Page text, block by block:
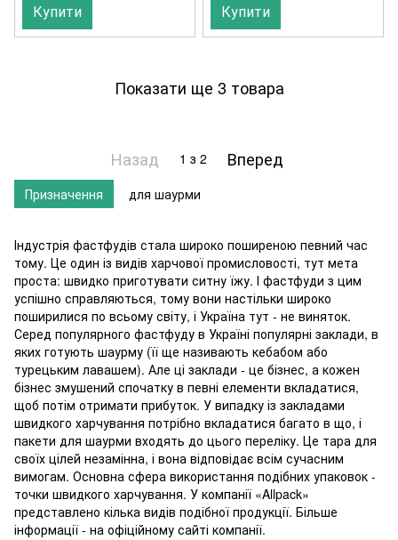
Купити Купити
Показати ще 3 товара
Назад 1 з 2 Вперед
Індустрія фастфудів стала широко поширеною певний час
тому. Це один із видів харчової промисловості, тут мета
проста: швидко приготувати ситну їжу. І фастфуди з цим
успішно справляються, тому вони настільки широко
поширилися по всьому світу, і Україна тут - не виняток.
Серед популярного фастфуду в Україні популярні заклади, в
яких готують шаурму (її ще називають кебабом або
турецьким лавашем). Але ці заклади - це бізнес, а кожен
бізнес змушений спочатку в певні елементи вкладатися,
щоб потім отримати прибуток. У випадку із закладами
швидкого харчування потрібно вкладатися багато в що, і
пакети для шаурми входять до цього переліку. Це тара для
своїх цілей незамінна, і вона відповідає всім сучасним
вимогам. Основна сфера використання подібних упаковок -
точки швидкого харчування. У компанії «Allpack»
представлено кілька видів подібної продукції. Більше
інформації - на офіційному сайті компанії.
Призначення для шаурми